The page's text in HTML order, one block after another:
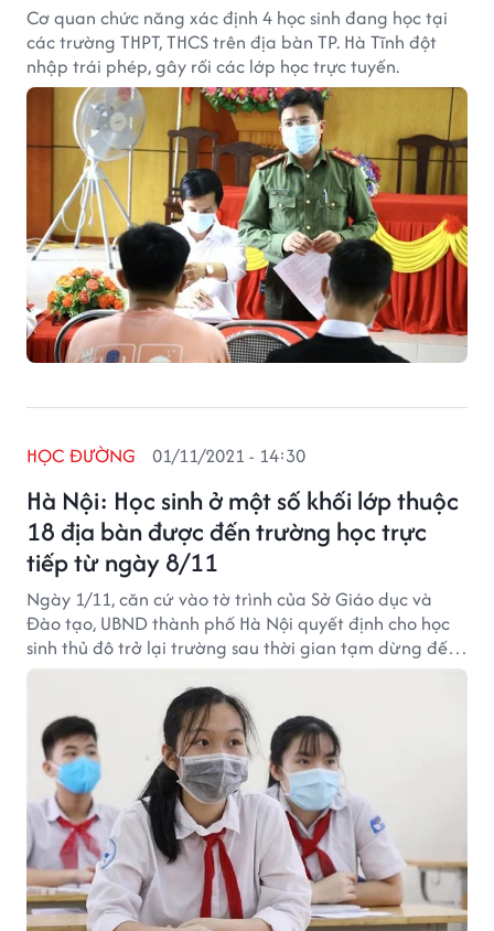
Cơ quan chức năng xác định 4 học sinh đang học tại
các trường THPT, THCS trên địa bàn TP. Hà Tĩnh đột
nhập trái phép, gây rối các lớp học trực tuyến.
Hà Nội: Học sinh ở một số khối lớp thuộc
18 địa bàn được đến trường học trực
tiếp từ ngày 8/11
HỌC ĐƯỜNG 01/11/2021 - 14:30
Ngày 1/11, căn cứ vào tờ trình của Sở Giáo dục và
Đào tạo, UBND thành phố Hà Nội quyết định cho học
sinh thủ đô trở lại trường sau thời gian tạm dừng đến
trường để phòng chống Covid-19. Văn bản số
3807/UBND-KGVX do Phó Chủ tịch UBND TP Hà Nội
Chử Xuân Dũng ký ngày 31/10/2011.